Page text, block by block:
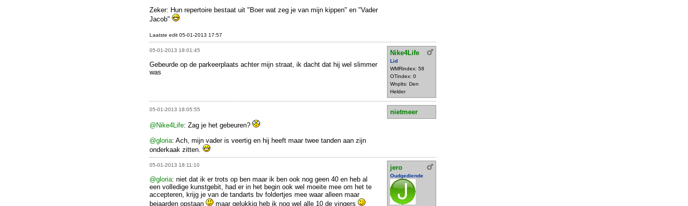
Zeker: Hun repertoire bestaat uit "Boer wat zeg je van mijn kippen" en "Vader
Jacob"
Laatste edit 05-01-2013 17:57
05-01-2013 18:01:45 Nike4Life
Lid
WMRindex: 58
OTindex: 0
Wnplts: Den
Helder
Gebeurde op de parkeerplaats achter mijn straat, ik dacht dat hij wel slimmer
was
05-01-2013 18:05:55
nietmeer
@Nike4Life: Zag je het gebeuren?
@gloria: Ach, mijn vader is veertig en hij heeft maar twee tanden aan zijn
onderkaak zitten.
05-01-2013 18:11:10 jero
Oudgediende
@gloria: niet dat ik er trots op ben maar ik ben ook nog geen 40 en heb al
een volledige kunstgebit, had er in het begin ook wel moeite mee om het te
accepteren, krijg je van de tandarts bv foldertjes mee waar alleen maar
bejaarden opstaan
maar gelukkig heb ik nog wel alle 10 de vingers